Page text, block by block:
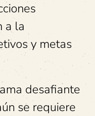
a la
y metas
desafiante
se requiere